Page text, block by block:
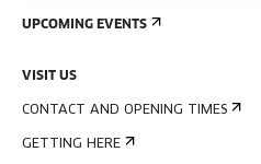
UPCOMING EVENTS
VISIT US
CONTACT AND OPENING TIMES
GETTING HERE